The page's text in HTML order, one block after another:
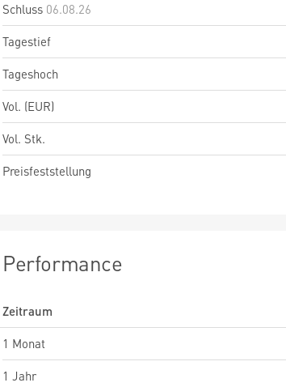
Schluss 06.08.26
Tagestief
Tageshoch
Vol. (EUR)
Vol. Stk.
Preisfeststellung
Performance
Zeitraum
1 Monat
1 Jahr